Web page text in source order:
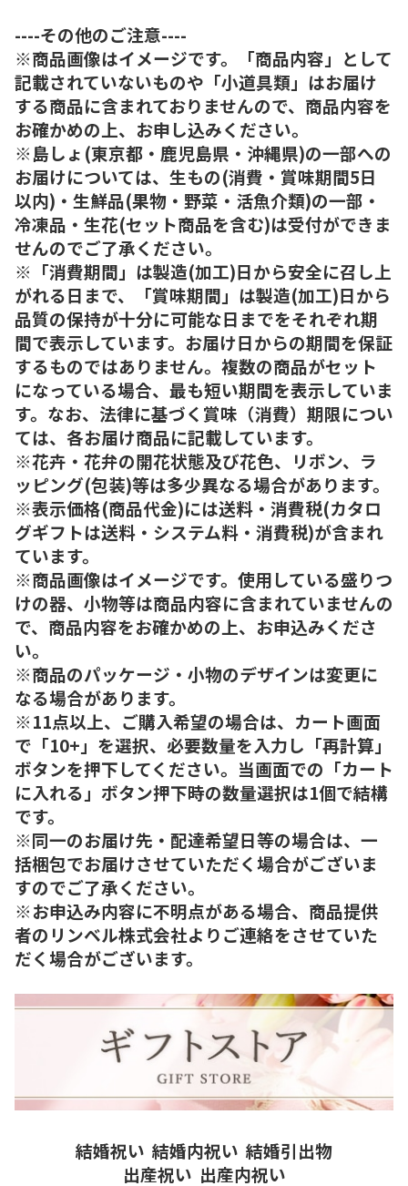
----その他のご注意----
※商品画像はイメージです。「商品内容」として
記載されていないものや「小道具類」はお届け
する商品に含まれておりませんので、商品内容を
お確かめの上、お申し込みください。
※島しょ(東京都・鹿児島県・沖縄県)の一部への
お届けについては、生もの(消費・賞味期間5日
以内)・生鮮品(果物・野菜・活魚介類)の一部・
冷凍品・生花(セット商品を含む)は受付ができま
せんのでご了承ください。
※「消費期間」は製造(加工)日から安全に召し上
がれる日まで、「賞味期間」は製造(加工)日から
品質の保持が十分に可能な日までをそれぞれ期
間で表示しています。お届け日からの期間を保証
するものではありません。複数の商品がセット
になっている場合、最も短い期間を表示していま
す。なお、法律に基づく賞味（消費）期限につい
ては、各お届け商品に記載しています。
※花卉・花弁の開花状態及び花色、リボン、ラ
ッピング(包装)等は多少異なる場合があります。
※表示価格(商品代金)には送料・消費税(カタロ
グギフトは送料・システム料・消費税)が含まれ
ています。
※商品画像はイメージです。使用している盛りつ
けの器、小物等は商品内容に含まれていませんの
で、商品内容をお確かめの上、お申込みくださ
い。
※商品のパッケージ・小物のデザインは変更に
なる場合があります。
※11点以上、ご購入希望の場合は、カート画面
で「10+」を選択、必要数量を入力し「再計算」
ボタンを押下してください。当画面での「カート
に入れる」ボタン押下時の数量選択は1個で結構
です。
※同一のお届け先・配達希望日等の場合は、一
括梱包でお届けさせていただく場合がございま
すのでご了承ください。
※お申込み内容に不明点がある場合、商品提供
者のリンベル株式会社よりご連絡をさせていた
だく場合がございます。
結婚祝い 結婚内祝い 結婚引出物
出産祝い 出産内祝い